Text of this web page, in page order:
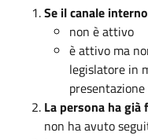
Se il canale
non è attivo
è attivo ma
legislatore in
La persona ha
non ha avuto